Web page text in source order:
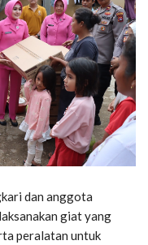
dan anggota
giat yang
peralatan untuk